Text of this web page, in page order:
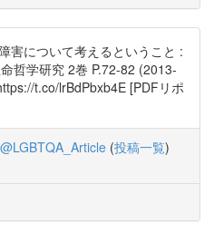
害について考えるということ :
哲学研究 2巻 P.72-82 (2013-
t.co/lrBdPbxb4E [PDFリポ
@LGBTQA_Article (投稿一覧)